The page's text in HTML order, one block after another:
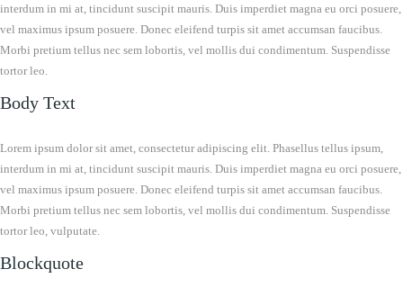
interdum in mi at, tincidunt suscipit mauris. Duis imperdiet magna eu orci posuere,
vel maximus ipsum posuere. Donec eleifend turpis sit amet accumsan faucibus.
Morbi pretium tellus nec sem lobortis, vel mollis dui condimentum. Suspendisse
tortor leo.
Body Text
Lorem ipsum dolor sit amet, consectetur adipiscing elit. Phasellus tellus ipsum,
interdum in mi at, tincidunt suscipit mauris. Duis imperdiet magna eu orci posuere,
vel maximus ipsum posuere. Donec eleifend turpis sit amet accumsan faucibus.
Morbi pretium tellus nec sem lobortis, vel mollis dui condimentum. Suspendisse
tortor leo, vulputate.
Blockquote